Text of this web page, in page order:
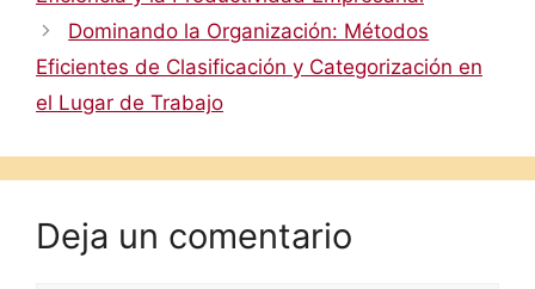
Dominando la Organización: Métodos
Eficientes de Clasificación y Categorización en
el Lugar de Trabajo
Deja un comentario